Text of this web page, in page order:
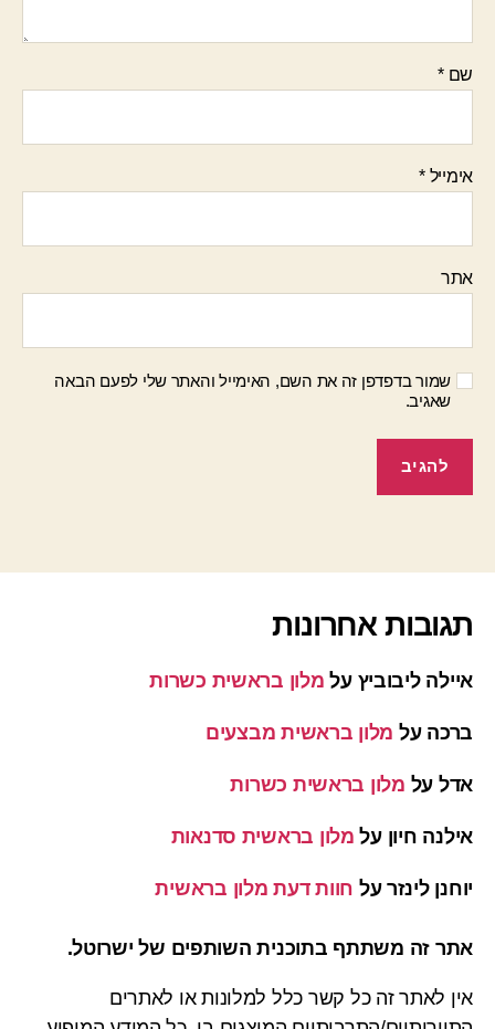
שם*
אימייל*
אתר
שמור בדפדפן זה את השם, האימייל והאתר שלי לפעם הבאה
שאגיב.
תגובות אחרונות
איילה ליבוביץ על מלון בראשית כשרות
ברכה על מלון בראשית מבצעים
אדל על מלון בראשית כשרות
אילנה חיון על מלון בראשית סדנאות
יוחנן לינזר על חוות דעת מלון בראשית
אתר זה משתתף בתוכנית השותפים של ישרוטל.
אין לאתר זה כל קשר כלל למלונות או לאתרים